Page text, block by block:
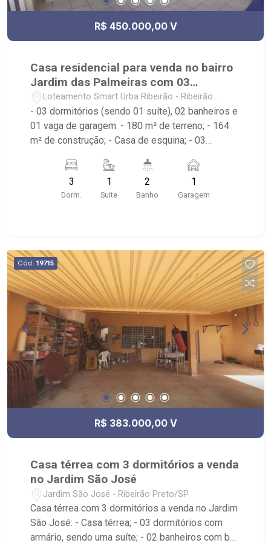
R$ 450.000,00 V
Casa residencial para venda no bairro
Jardim das Palmeiras com 03
dormitórios
Loteamento Smart Urba Ribeirão - Ribeirão
Preto/SP
- 03 dormitórios (sendo 01 suíte), 02 banheiros e
01 vaga de garagem. - 180 m² de terreno; - 164
m² de construção; - Casa de esquina; - 03
ampla; - Copa; - Cozinha; - Piscina; -
Churrasqueira; - Lavanderia; - 01 vaga de
garagem.
3
Dorm.
1
Suite
2
Banho
1
Garagem
Cód. 19715
R$ 383.000,00 V
Casa térrea com 3 dormitórios a venda
no Jardim São José
Jardim São José - Ribeirão Preto/SP
Casa térrea com 3 dormitórios a venda no Jardim
São José: - Casa térrea; - 03 dormitórios com
armário, sendo uma suíte; - 02 banheiros com box